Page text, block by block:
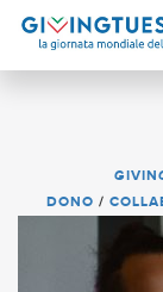
DONO /